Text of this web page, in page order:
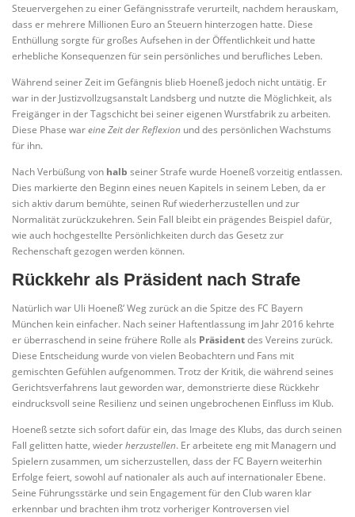
Steuervergehen zu einer Gefängnisstrafe verurteilt, nachdem herauskam,
dass er mehrere Millionen Euro an Steuern hinterzogen hatte. Diese
Enthüllung sorgte für großes Aufsehen in der Öffentlichkeit und hatte
erhebliche Konsequenzen für sein persönliches und berufliches Leben.
Während seiner Zeit im Gefängnis blieb Hoeneß jedoch nicht untätig. Er
war in der Justizvollzugsanstalt Landsberg und nutzte die Möglichkeit, als
Freigänger in der Tagschicht bei seiner eigenen Wurstfabrik zu arbeiten.
Diese Phase wareine Zeit der Reflexion und des persönlichen Wachstums
für ihn.
Nach Verbüßung von halb seiner Strafe wurde Hoeneß vorzeitig entlassen.
Dies markierte den Beginn eines neuen Kapitels in seinem Leben, da er
sich aktiv darum bemühte, seinen Ruf wiederherzustellen und zur
Normalität zurückzukehren. Sein Fall bleibt ein prägendes Beispiel dafür,
wie auch hochgestellte Persönlichkeiten durch das Gesetz zur
Rechenschaft gezogen werden können.
Rückkehr als Präsident nach Strafe
Natürlich war Uli Hoeneß‘ Weg zurück an die Spitze des FC Bayern
München kein einfacher. Nach seiner Haftentlassung im Jahr 2016 kehrte
er überraschend in seine frühere Rolle als Präsidentdes Vereins zurück.
Diese Entscheidung wurde von vielen Beobachtern und Fans mit
gemischten Gefühlen aufgenommen. Trotz der Kritik, die während seines
Gerichtsverfahrens laut geworden war, demonstrierte diese Rückkehr
eindrucksvoll seine Resilienz und seinen ungebrochenen Einfluss im Klub.
Hoeneß setzte sich sofort dafür ein, das Image des Klubs, das durch seinen
Fall gelitten hatte, wiederherzustellen. Er arbeitete eng mit Managern und
Spielern zusammen, um sicherzustellen, dass der FC Bayern weiterhin
Erfolge feiert, sowohl auf nationaler als auch auf internationaler Ebene.
Seine Führungsstärke und sein Engagement für den Club waren klar
erkennbar und brachten ihm trotz vorheriger Kontroversen viel